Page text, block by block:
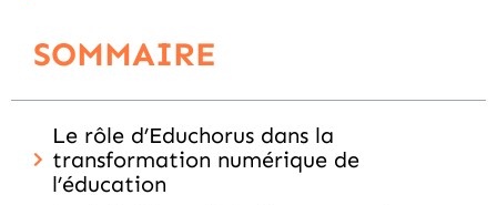
SOMMAIRE
Le rôle d’Educhorus dans la
transformation numérique de
l’éducation